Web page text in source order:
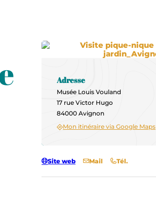
Adresse
Musée Louis Vouland
17 rue Victor Hugo
84000 Avignon
Mon itinéraire via Google Maps
Site web Mail Tél.